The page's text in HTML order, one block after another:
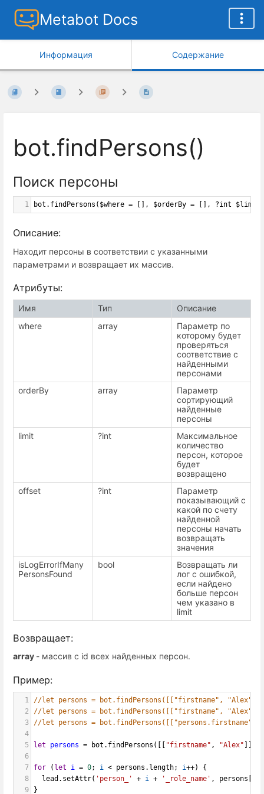
Metabot Docs
Информация Содержание
bot.findPersons()
Поиск персоны
1 bot . findPersons ( $where = [], $orderBy = [], ?int $limit
Описание:
Находит персоны в соответствии с указанными
параметрами и возвращает их массив.
Атрибуты:
Имя Тип
Описание
where
array
Параметр по
которому будет
проверяться
соответствие с
найденными
персонами
orderBy
array
Параметр
сортирующий
найденные
персоны
limit
?int
Максимальное
количество
персон, которое
будет
возвращено
offset
?int
Параметр
показывающий с
какой по счету
найденной
персоны начать
возвращать
значения
isLogErrorIfMany
PersonsFound
bool
Возвращать ли
лог с ошибкой,
если найдено
больше персон
чем указано в
limit
Возвращает:
array - массив с id всех найденных персон.
Пример:
1
//let persons = bot.findPersons([["firstname",
2
//let persons = bot.findPersons([["firstname",
3
//let persons =
4
5
let persons = bot . findPersons ([[ "firstname" , "Alex"
6
7
for ( let i = 0; i < persons . length; i++) {
8
lead . setAttr( 'person_' + i + '_role_name' , persons
9
}